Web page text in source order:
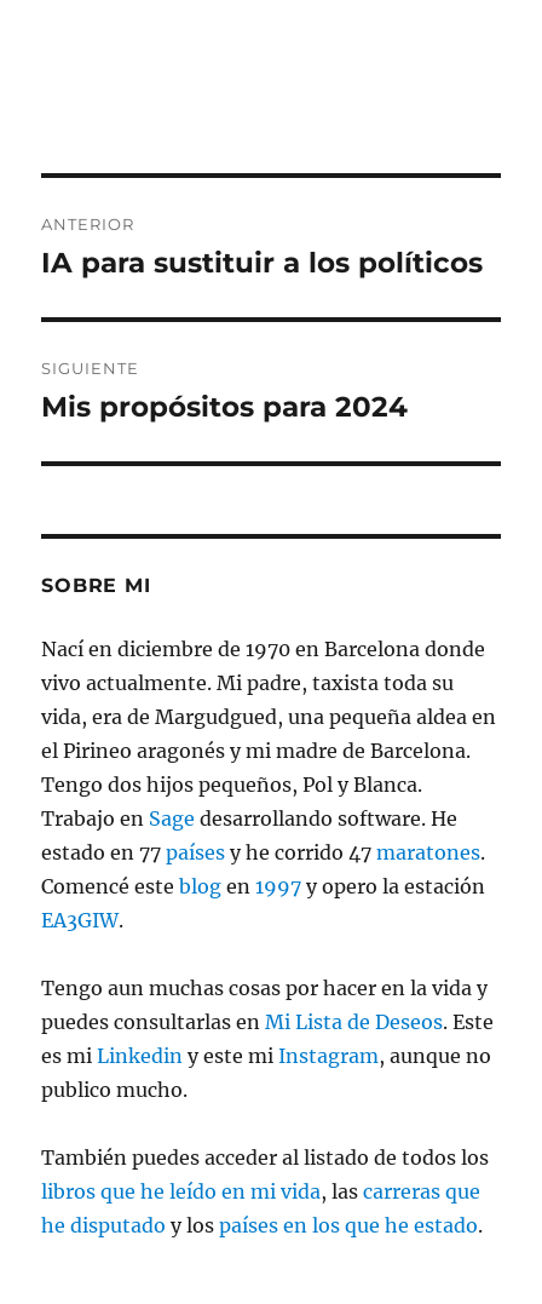
de
ANTERIOR
Entrada
IA para sustituir a los políticos
SIGUIENTE
Entrada
Mis propósitos para 2024
SOBRE MI
Nací en diciembre de 1970 en Barcelona donde
vivo actualmente. Mi padre, taxista toda su
vida, era de Margudgued, una pequeña aldea en
el Pirineo aragonés y mi madre de Barcelona.
Tengo dos hijos pequeños, Pol y Blanca.
Trabajo en Sage desarrollando software. He
estado en 77países y he corrido 47maratones.
Comencé esteblog en1997 y opero la estación
EA3GIW.
Tengo aun muchas cosas por hacer en la vida y
puedes consultarlas enMi Lista de Deseos. Este
es miLinkedin y este miInstagram, aunque no
publico mucho.
También puedes acceder al listado de todos los
libros que he leído en mi vida, lascarreras que
he disputado y lospaíses en los que he estado.